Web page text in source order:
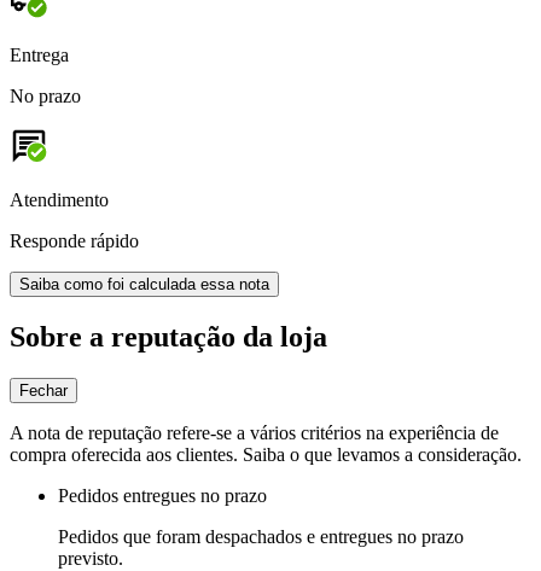
Entrega
No prazo
Atendimento
Responde rápido
Saiba como foi calculada essa nota
Sobre a reputação da loja
Fechar
A nota de reputação refere-se a vários critérios na experiência de
compra oferecida aos clientes. Saiba o que levamos a consideração.
Pedidos entregues no prazo
Pedidos que foram despachados e entregues no prazo
previsto.